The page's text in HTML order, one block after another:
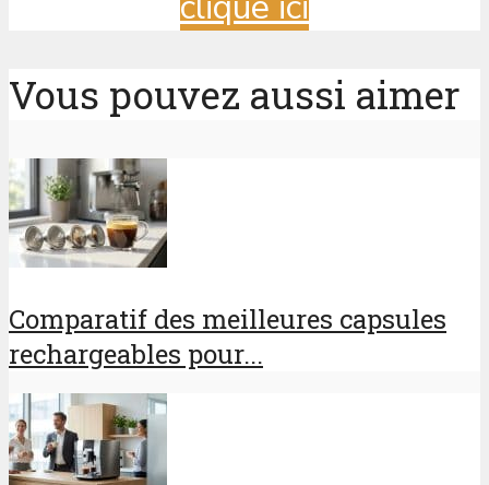
Vous pouvez aussi aimer
Comparatif des meilleures capsules
rechargeables pour...